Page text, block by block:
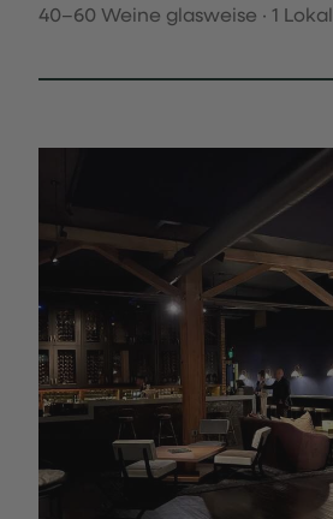
40–60 Weine glasweise · 1 Lokal